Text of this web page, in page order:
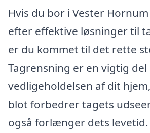
Hvis du bor i Vester
efter effektive løsninger til
er du kommet til det rette
Tagrensning er en vigtig del
vedligeholdelsen af dit
blot forbedrer tagets
også forlænger dets levetid.